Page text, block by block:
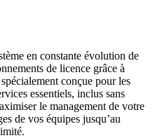
en constante évolution de
de licence grâce à
conçue pour les
essentiels, inclus sans
le management de votre
de vos équipes jusqu’au